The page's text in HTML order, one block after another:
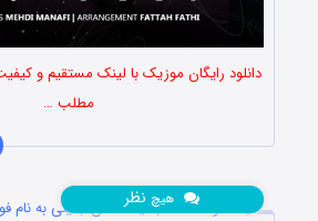
دانلود رایگان موزیک با لینک مستقیم و
مطلب …
دانلود آهنگ جدید سامان جلیلی به نام
هیچ نظر